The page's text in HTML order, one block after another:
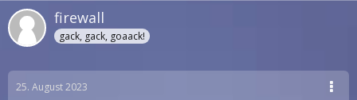
firewall
gack, gack, goaack!
25. August 2023